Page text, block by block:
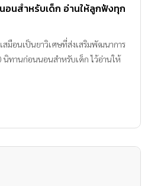
อนสำหรับเด็ก อ่านให้ลูกฟังทุก
มือนเป็นยาวิเศษที่ส่งเสริมพัฒนาการ
นิทานก่อนนอนสำหรับเด็ก ไว้อ่านให้